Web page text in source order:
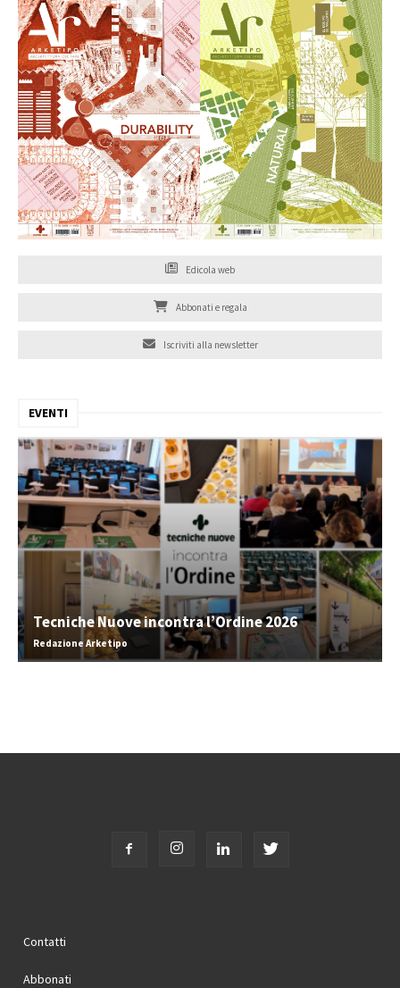
Edicola web
Abbonati e regala
Iscriviti alla newsletter
EVENTI
Tecniche Nuove incontra l’Ordine 2026
Redazione Arketipo
Contatti
Abbonati